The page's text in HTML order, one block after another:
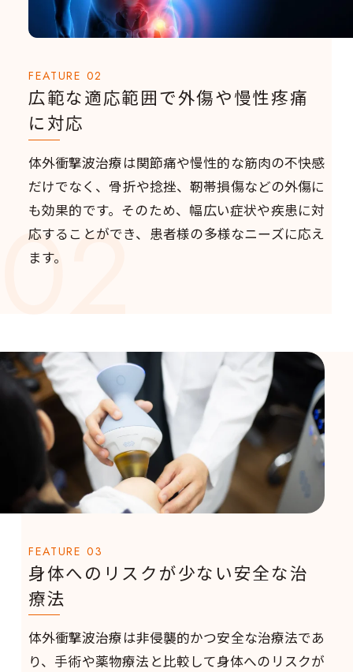
FEATURE 02
広範な適応範囲で外傷や慢性疼痛
に対応
体外衝撃波治療は関節痛や慢性的な筋肉の不快感
だけでなく、骨折や捻挫、靭帯損傷などの外傷に
も効果的です。そのため、幅広い症状や疾患に対
応することができ、患者様の多様なニーズに応え
ます。
02
FEATURE 03
身体へのリスクが少ない安全な治
療法
体外衝撃波治療は非侵襲的かつ安全な治療法であ
り、手術や薬物療法と比較して身体へのリスクが